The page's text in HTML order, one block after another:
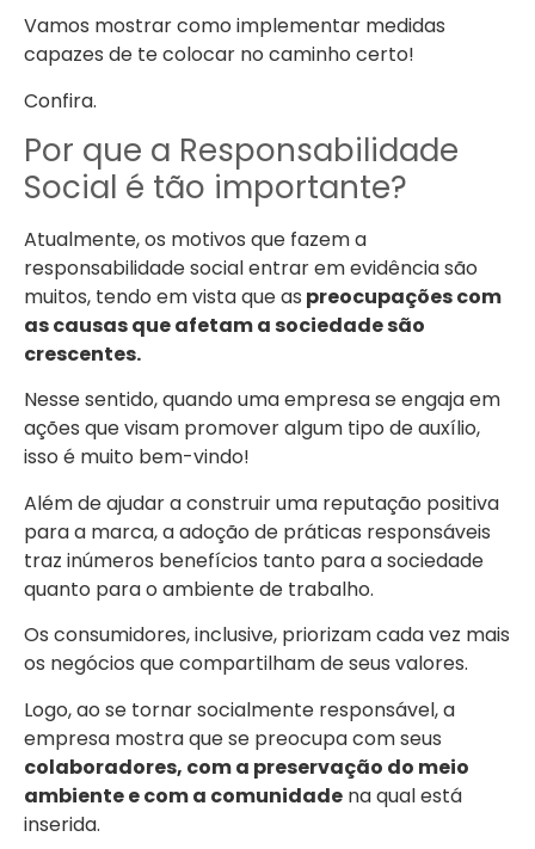
Vamos mostrar como implementar medidas
capazes de te colocar no caminho certo!
Confira.
Por que a Responsabilidade
Social é tão importante?
Atualmente, os motivos que fazem a
responsabilidade social entrar em evidência são
muitos, tendo em vista que as preocupações com
as causas que afetam a sociedade são
crescentes.
Nesse sentido, quando uma empresa se engaja em
ações que visam promover algum tipo de auxílio,
isso é muito bem-vindo!
Além de ajudar a construir uma reputação positiva
para a marca, a adoção de práticas responsáveis
traz inúmeros benefícios tanto para a sociedade
quanto para o ambiente de trabalho.
Os consumidores, inclusive, priorizam cada vez mais
os negócios que compartilham de seus valores.
Logo, ao se tornar socialmente responsável, a
empresa mostra que se preocupa com seus
colaboradores, com a preservação do meio
ambiente e com a comunidade na qual está
inserida.